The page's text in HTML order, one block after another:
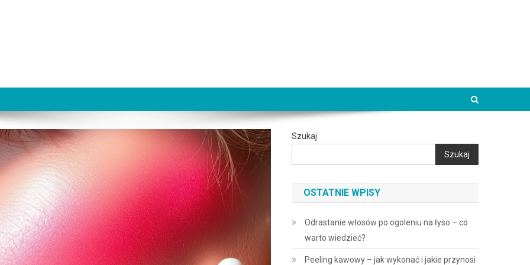
Szukaj
Szukaj
OSTATNIE WPISY
Odrastanie włosów po ogoleniu na łyso – co
warto wiedzieć?
Peeling kawowy – jak wykonać i jakie przynosi